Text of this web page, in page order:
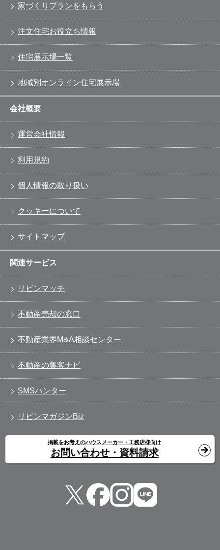
家づくりプランをもらう
注文住宅お役立ち情報
住宅展示場一覧
地域別オンライン住宅展示場
会社概要
運営会社情報
利用規約
個人情報の取り扱い
クッキーについて
サイトマップ
関連サービス
リビンマッチ
不動産売却の窓口
不動産業界M&A相談センター
不動産の集客ナビ
SMSハンター
リビンマガジンBiz
掲載をお考えのハウスメーカー・工務店様向け
お問い合わせ・資料請求